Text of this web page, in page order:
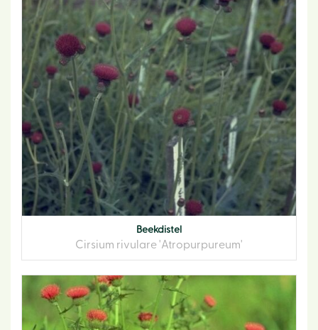
Beekdistel
Cirsium rivulare 'Atropurpureum'